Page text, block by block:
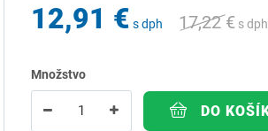
12,91 € s dph 17,22 € s dph
Množstvo
DO